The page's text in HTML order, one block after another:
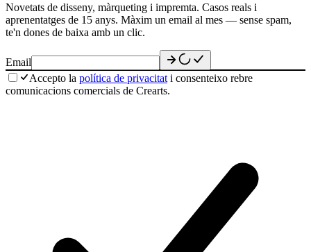
Novetats de disseny, màrqueting i impremta. Casos reals i
aprenentatges de 15 anys. Màxim un email al mes — sense spam,
te'n dones de baixa amb un clic.
Email
Accepto la política de privacitat i consenteixo rebre
comunicacions comercials de Crearts.